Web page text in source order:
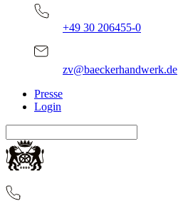
+49 30 206455-0
zv@baeckerhandwerk.de
Presse
Login